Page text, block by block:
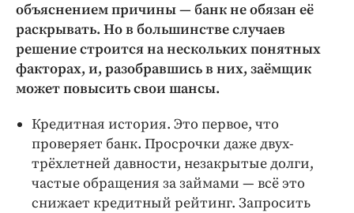
Криминал
Культура
Недвижимость и ЖКХ
Образование
Погода
Праздники
Происшествия
Спорт
объяснением причины — банк не обязан её
раскрывать. Но в большинстве случаев
решение строится на нескольких понятных
факторах, и, разобравшись в них, заёмщик
может повысить свои шансы.
Кредитная история. Это первое, что
проверяет банк. Просрочки даже двух-
трёхлетней давности, незакрытые долги,
частые обращения за займами — всё это
снижает кредитный рейтинг. Запросить